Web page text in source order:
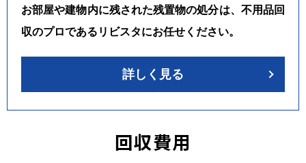
お部屋や建物内に残された残置物の処分は、不用品回
収のプロであるリビスタにお任せください。
詳しく見る
回収費用